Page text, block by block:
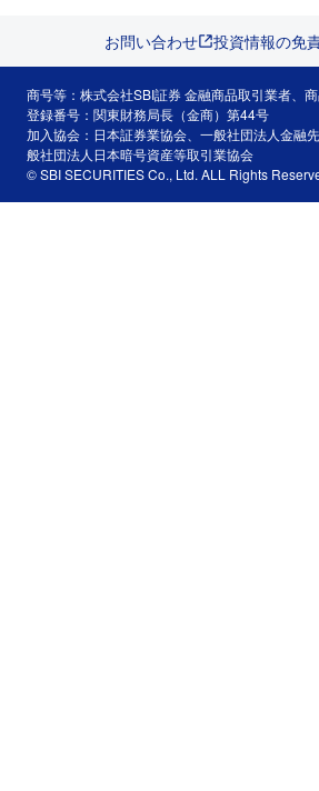
お問い合わせ 投資情報の免
商号等：株式会社SBI証券 金融商品取引業者、
登録番号：関東財務局長（金商）第44号
加入協会：日本証券業協会、一般社団法人金融
般社団法人日本暗号資産等取引業協会
© SBI SECURITIES Co., Ltd. ALL Rights